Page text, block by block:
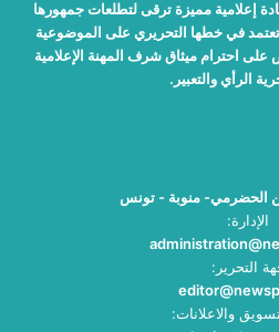
إعلامية مميزة ترقى لتطلعات جمهورها
تعتمد في خطها التحريري على الموضوعية
على احترام ميثاق شرف المهنة الإعلامية
الرأي والتعبير.
الإدارة:
التحرير:
والاعلانات: